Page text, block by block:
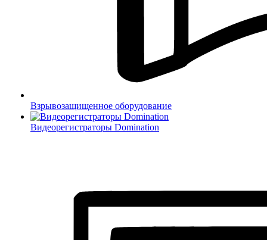
Взрывозащищенное оборудование
Видеорегистраторы Domination